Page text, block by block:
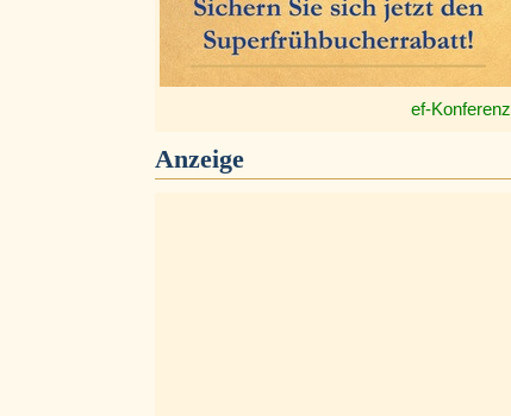
ef-Konferenz
Anzeige